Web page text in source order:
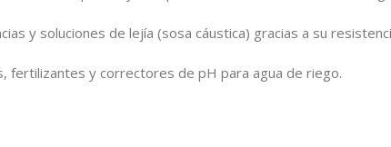
y soluciones de lejía (sosa cáustica) gracias a su
fertilizantes y correctores de pH para agua de riego.